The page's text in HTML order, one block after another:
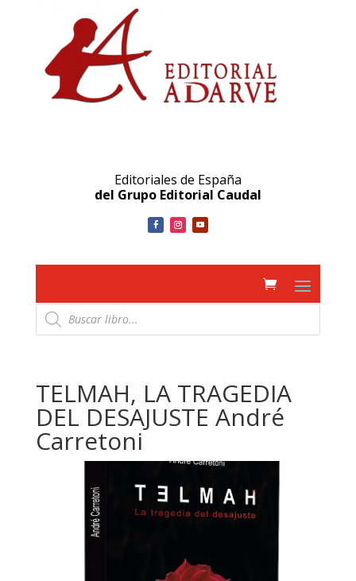
Editoriales de España
del Grupo Editorial Caudal
Búsqueda
de
productos
TELMAH, LA TRAGEDIA
DEL DESAJUSTE André
Carretoni